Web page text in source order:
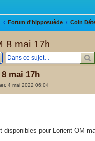
Forum d'hipposuède Coin
8 mai 17h
mai 17h
4 mai 2022 06:04
disponibles pour Lorient OM